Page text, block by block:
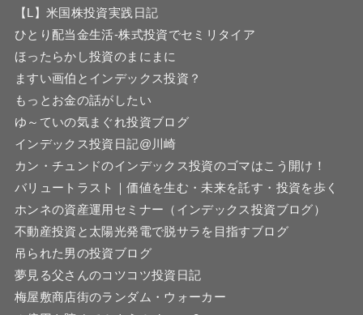
【L】米国株投資実践日記
ひとり配当金生活-株式投資でセミリタイア
ほったらかし投資のまにまに
ますい画伯とインデックス投資？
もっとお金の話がしたい
ゆ～ていの気まぐれ投資ブログ
インデックス投資日記@川崎
カン・チュンドのインデックス投資のゴマはこう開け！
バリュートラスト｜価値を生む・未来を託す・投資を歩く
ホンネの資産運用セミナー（インデックス投資ブログ）
不動産投資と太陽光発電で脱サラを目指すブログ
吊られた男の投資ブログ
夢見る父さんのコツコツ投資日記
梅屋敷商店街のランダム・ウォーカー